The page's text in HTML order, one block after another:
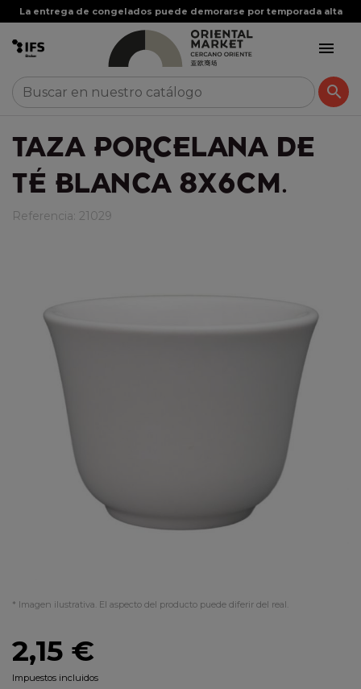
La entrega de congelados puede demorarse por temporada alta


TAZA PORCELANA DE
TÉ BLANCA 8X6CM.
Referencia: 21029
* Imagen ilustrativa. El aspecto del producto puede diferir del real.
2,15 €
Impuestos incluidos